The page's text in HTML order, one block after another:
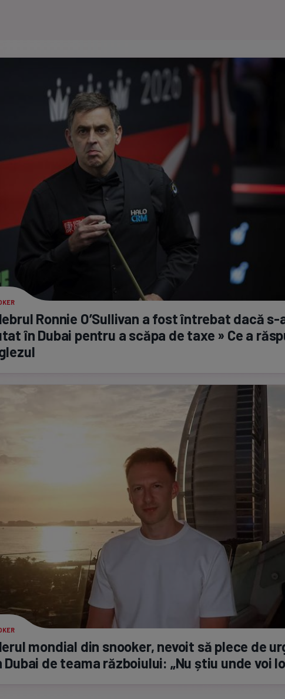
Program TV
Ronnie O’Sullivan a fost întrebat dacă s-
în Dubai pentru a scăpa de taxe » Ce a
mondial din snooker, nevoit să plece de
Dubai de teama războiului: „Nu știu unde voi